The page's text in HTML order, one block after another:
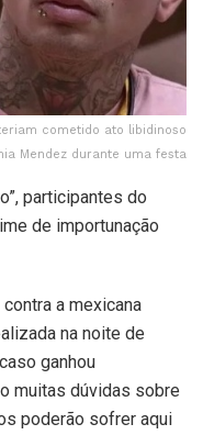
cometido ato libidinoso
Mendez durante uma festa
participantes do
de importunação
a mexicana
na noite de
ganhou
muitas dúvidas sobre
poderão sofrer aqui